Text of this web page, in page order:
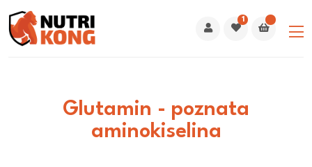
1
Glutamin - poznata
aminokiselina